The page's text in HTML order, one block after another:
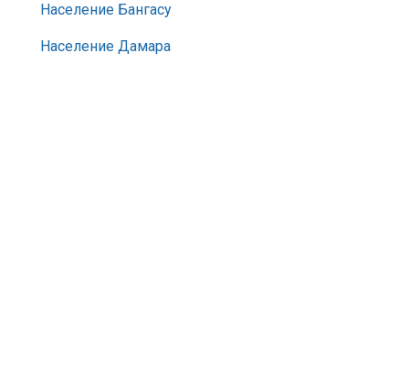
Население Бангасу
Население Дамара